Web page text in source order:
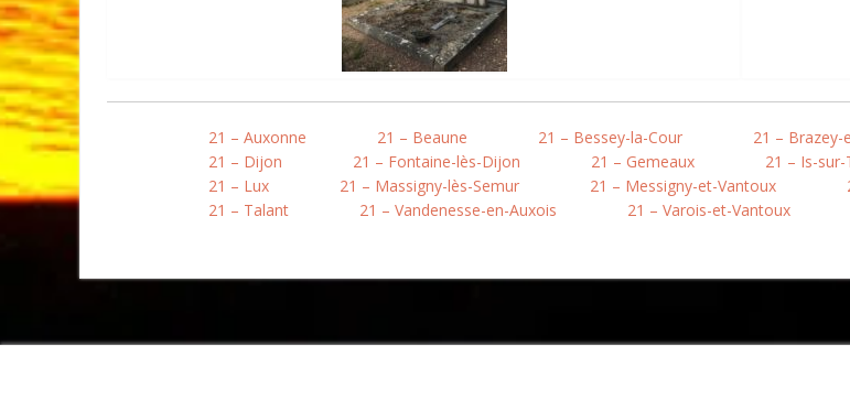
21 – Auxonne 21 – Beaune 21 – Bessey-la-Cour 21 – Brazey-
21 – Dijon
21 – Fontaine-lès-Dijon 21 – Gemeaux 21 – Is-sur-
21 – Lux
21 – Massigny-lès-Semur 21 – Messigny-et-Vantoux
21 – Talant
21 – Vandenesse-en-Auxois 21 – Varois-et-Vantoux